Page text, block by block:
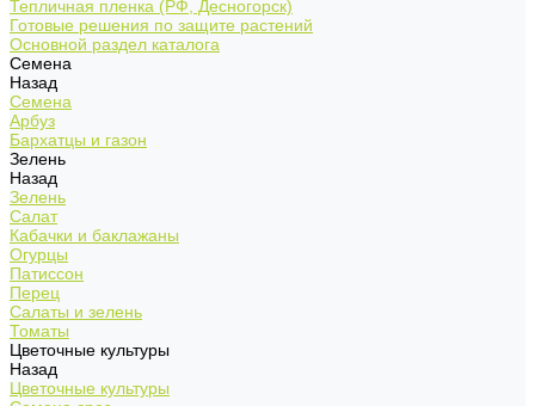
Тепличная пленка (РФ, Десногорск)
Готовые решения по защите растений
Основной раздел каталога
Семена
Назад
Семена
Арбуз
Бархатцы и газон
Зелень
Назад
Зелень
Салат
Кабачки и баклажаны
Огурцы
Патиссон
Перец
Салаты и зелень
Томаты
Цветочные культуры
Назад
Цветочные культуры